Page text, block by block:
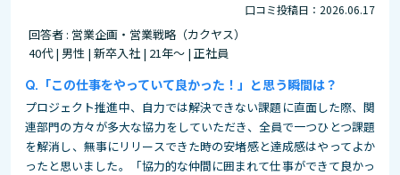
口コミ投稿日：2026.06.17
回答者 : 営業企画・営業戦略（カクヤス）
40代 | 男性 | 新卒入社 | 21年～ | 正社員
「この仕事をやっていて良かった！」と思う瞬間は？
プロジェクト推進中、自力では解決できない課題に直面した際、関
連部門の方々が多大な協力をしていただき、全員で一つひとつ課題
を解消し、無事にリリースできた時の安堵感と達成感はやってよか
ったと思いました。「協力的な仲間に囲まれて仕事ができて良かっ